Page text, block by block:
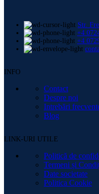
Str.
+4
+4
INFO
Contact
Despre noi
Intrebări
Blog
LINK-URI UTILE
Politică de
Termeni și
Date societate
Politica Cookie